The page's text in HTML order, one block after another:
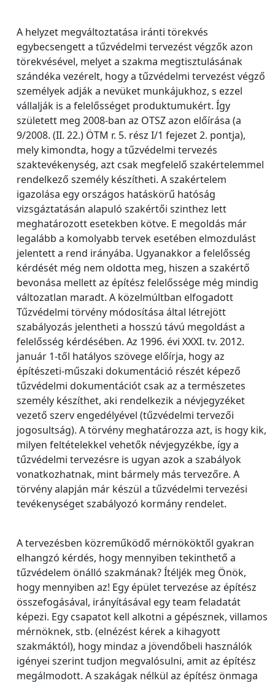
A helyzet megváltoztatása iránti törekvés
egybecsengett a tűzvédelmi tervezést végzők azon
törekvésével, melyet a szakma megtisztulásának
szándéka vezérelt, hogy a tűzvédelmi tervezést végző
személyek adják a nevüket munkájukhoz, s ezzel
vállalják is a felelősséget produktumukért. Így
született meg 2008-ban az OTSZ azon előírása (a
9/2008. (II. 22.) ÖTM r. 5. rész I/1 fejezet 2. pontja),
mely kimondta, hogy a tűzvédelmi tervezés
szaktevékenység, azt csak megfelelő szakértelemmel
rendelkező személy készítheti. A szakértelem
igazolása egy országos hatáskörű hatóság
vizsgáztatásán alapuló szakértői szinthez lett
meghatározott esetekben kötve. E megoldás már
legalább a komolyabb tervek esetében elmozdulást
jelentett a rend irányába. Ugyanakkor a felelősség
kérdését még nem oldotta meg, hiszen a szakértő
bevonása mellett az építész felelőssége még mindig
változatlan maradt. A közelmúltban elfogadott
Tűzvédelmi törvény módosítása által létrejött
szabályozás jelentheti a hosszú távú megoldást a
felelősség kérdésében. Az 1996. évi XXXI. tv. 2012.
január 1-től hatályos szövege előírja, hogy az
építészeti-műszaki dokumentáció részét képező
tűzvédelmi dokumentációt csak az a természetes
személy készíthet, aki rendelkezik a névjegyzéket
vezető szerv engedélyével (tűzvédelmi tervezői
jogosultság). A törvény meghatározza azt, is hogy kik,
milyen feltételekkel vehetők névjegyzékbe, így a
tűzvédelmi tervezésre is ugyan azok a szabályok
vonatkozhatnak, mint bármely más tervezőre. A
törvény alapján már készül a tűzvédelmi tervezési
tevékenységet szabályozó kormány rendelet.
A tervezésben közreműködő mérnököktől gyakran
elhangzó kérdés, hogy mennyiben tekinthető a
tűzvédelem önálló szakmának? Ítéljék meg Önök,
hogy mennyiben az! Egy épület tervezése az építész
összefogásával, irányításával egy team feladatát
képezi. Egy csapatot kell alkotni a gépésznek, villamos
mérnöknek, stb. (elnézést kérek a kihagyott
szakmáktól), hogy mindaz a jövendőbeli használók
igényei szerint tudjon megvalósulni, amit az építész
megálmodott. A szakágak nélkül az építész önmaga